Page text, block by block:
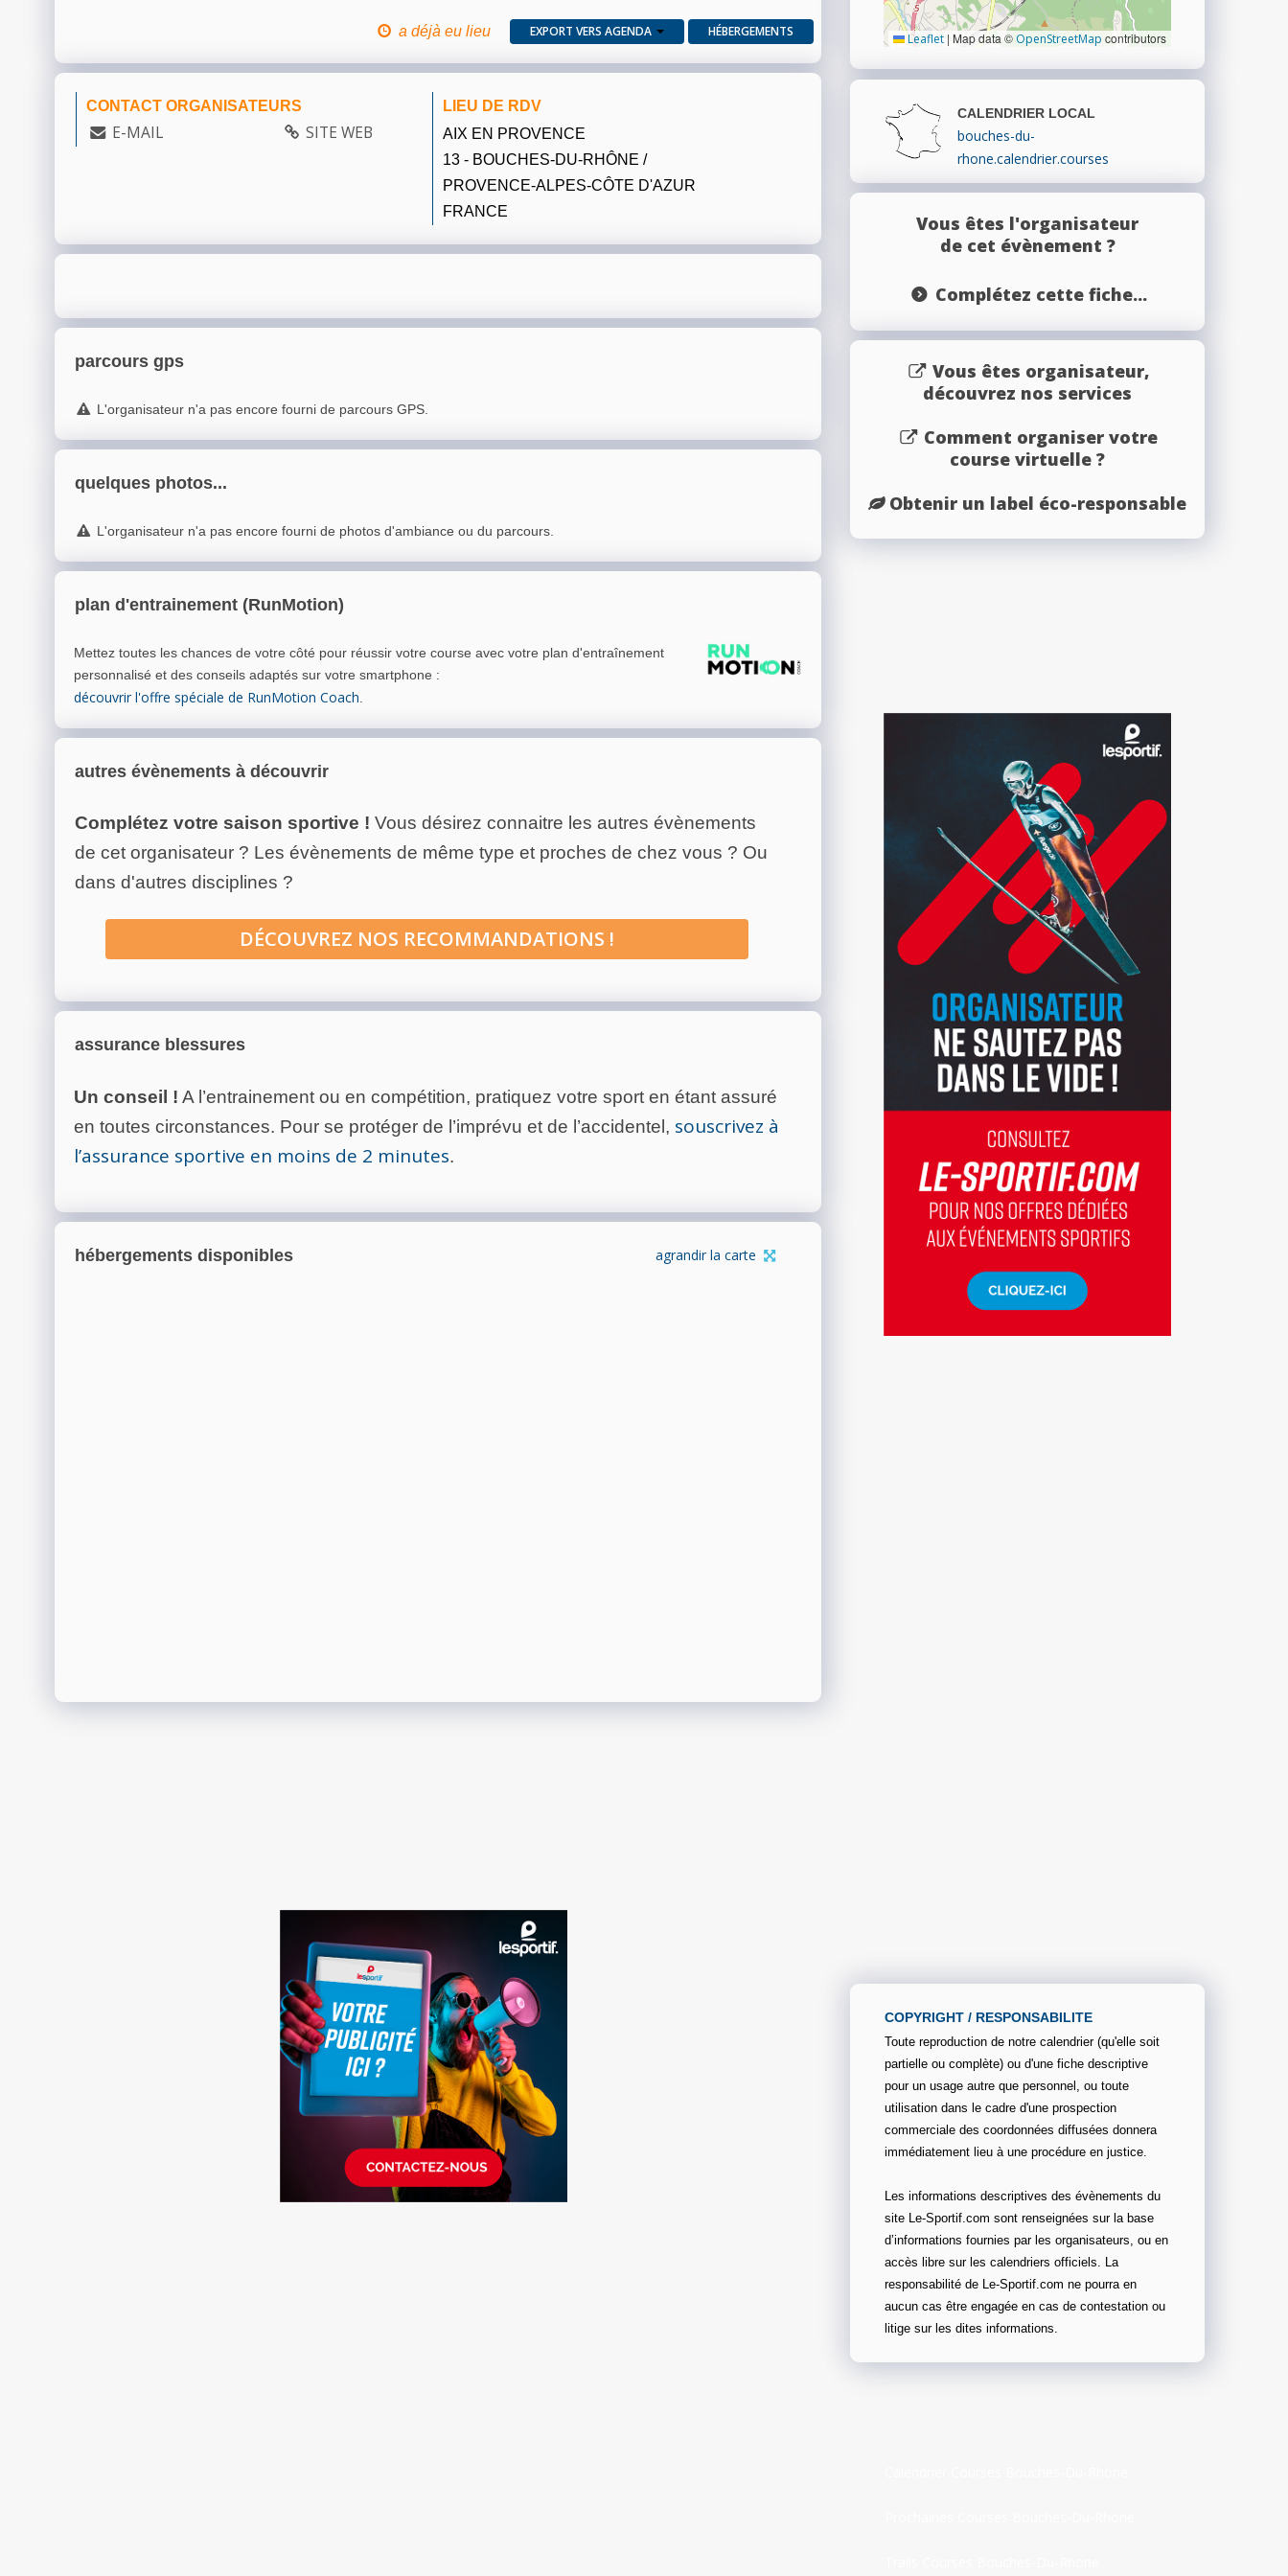
a déjà eu lieu EXPORT VERS AGENDA HÉBERGEMENTS
CONTACT ORGANISATEURS
E-MAIL SITE WEB
LIEU DE RDV
AIX EN PROVENCE
13 - BOUCHES-DU-RHÔNE /
PROVENCE-ALPES-CÔTE D'AZUR
FRANCE
parcours gps
L'organisateur n'a pas encore fourni de parcours GPS.
quelques photos...
L'organisateur n'a pas encore fourni de photos d'ambiance ou du parcours.
plan d'entrainement (RunMotion)
Mettez toutes les chances de votre côté pour réussir votre course avec votre plan d'entraînement
personnalisé et des conseils adaptés sur votre smartphone :
découvrir l'offre spéciale de RunMotion Coach.
autres évènements à découvrir
Complétez votre saison sportive ! Vous désirez connaitre les autres évènements
de cet organisateur ? Les évènements de même type et proches de chez vous ? Ou
dans d'autres disciplines ?
DÉCOUVREZ NOS RECOMMANDATIONS !
assurance blessures
Un conseil ! A l’entrainement ou en compétition, pratiquez votre sport en étant assuré
en toutes circonstances. Pour se protéger de l’imprévu et de l’accidentel, souscrivez à
l’assurance sportive en moins de 2 minutes.
hébergements disponibles agrandir la carte
Leaflet | Map data © OpenStreetMap contributors
CALENDRIER LOCAL
bouches-du-
rhone.calendrier.courses
Vous êtes l'organisateur
de cet évènement ?
Complétez cette fiche...
Vous êtes organisateur,
découvrez nos services
Comment organiser votre
course virtuelle ?
Obtenir un label éco-responsable
COPYRIGHT / RESPONSABILITE
Toute reproduction de notre calendrier (qu'elle soit
partielle ou complète) ou d'une fiche descriptive
pour un usage autre que personnel, ou toute
utilisation dans le cadre d'une prospection
commerciale des coordonnées diffusées donnera
immédiatement lieu à une procédure en justice.
Les informations descriptives des évènements du
site Le-Sportif.com sont renseignées sur la base
d’informations fournies par les organisateurs, ou en
accès libre sur les calendriers officiels. La
responsabilité de Le-Sportif.com ne pourra en
aucun cas être engagée en cas de contestation ou
litige sur les dites informations.